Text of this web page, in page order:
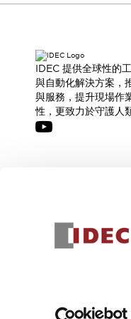
IDEC 提供全球性的
與自動化解決方案，
與服務，提升現場作
性，更致力於守護人